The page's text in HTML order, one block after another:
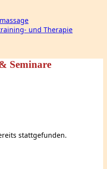
und Therapie
Seminare
stattgefunden.